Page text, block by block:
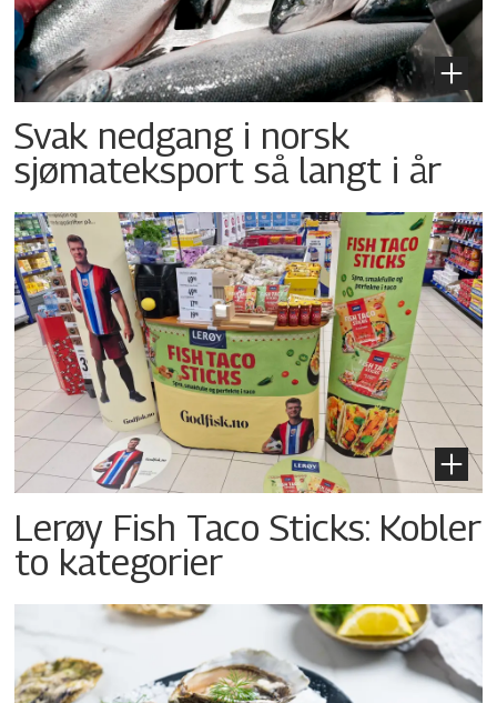
Svak nedgang i norsk
sjømateksport så langt i år
Lerøy Fish Taco Sticks: Kobler
to kategorier